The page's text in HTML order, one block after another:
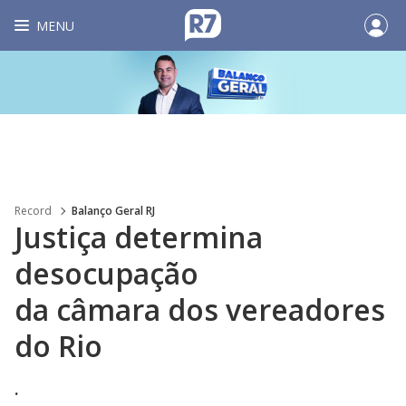
MENU
Record Balanço Geral RJ
Justiça determina
desocupação
da câmara dos vereadores
do Rio
.